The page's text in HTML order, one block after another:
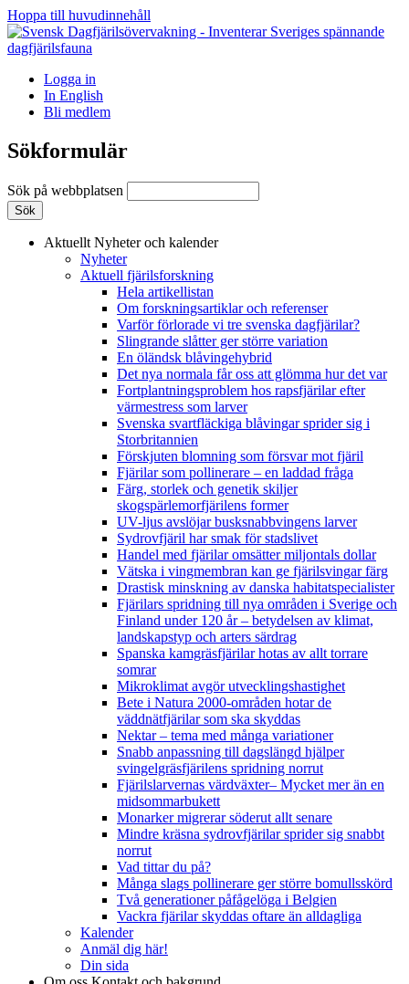
Hoppa till huvudinnehåll
Logga in
In English
Bli medlem
Sökformulär
Sök på webbplatsen
Aktuellt Nyheter och kalender
Nyheter
Aktuell fjärilsforskning
Hela artikellistan
Om forskningsartiklar och referenser
Varför förlorade vi tre svenska dagfjärilar?
Slingrande slåtter ger större variation
En öländsk blåvingehybrid
Det nya normala får oss att glömma hur det var
Fortplantningsproblem hos rapsfjärilar efter
värmestress som larver
Svenska svartfläckiga blåvingar sprider sig i
Storbritannien
Förskjuten blomning som försvar mot fjäril
Fjärilar som pollinerare – en laddad fråga
Färg, storlek och genetik skiljer
skogspärlemorfjärilens former
UV-ljus avslöjar busksnabbvingens larver
Sydrovfjäril har smak för stadslivet
Handel med fjärilar omsätter miljontals dollar
Vätska i vingmembran kan ge fjärilsvingar färg
Drastisk minskning av danska habitatspecialister
Fjärilars spridning till nya områden i Sverige och
Finland under 120 år– betydelsen av klimat,
landskapstyp och arters särdrag
Spanska kamgräsfjärilar hotas av allt torrare
somrar
Mikroklimat avgör utvecklingshastighet
Bete i Natura 2000-områden hotar de
väddnätfjärilar som ska skyddas
Nektar – tema med många variationer
Snabb anpassning till dagslängd hjälper
svingelgräsfjärilens spridning norrut
Fjärilslarvernas värdväxter– Mycket mer än en
midsommarbukett
Monarker migrerar söderut allt senare
Mindre kräsna sydrovfjärilar sprider sig snabbt
norrut
Vad tittar du på?
Många slags pollinerare ger större bomullsskörd
Två generationer påfågelöga i Belgien
Vackra fjärilar skyddas oftare än alldagliga
Kalender
Anmäl dig här!
Din sida